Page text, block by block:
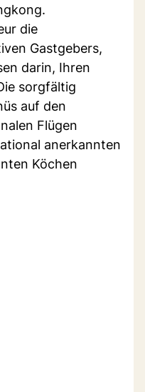
die
Gastgebers,
darin, Ihren
sorgfältig
auf den
Flügen
anerkannten
Köchen